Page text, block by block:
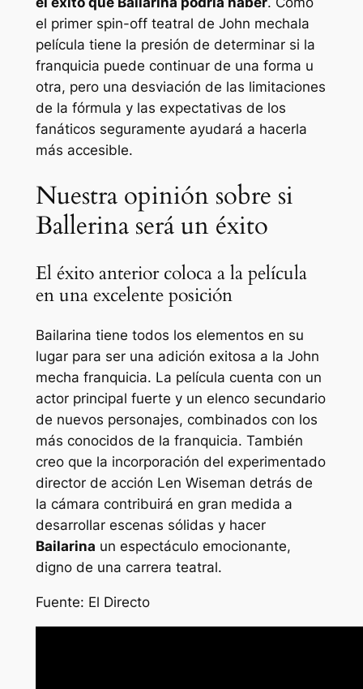
el primer spin-off teatral de John mechala
película tiene la presión de determinar si la
franquicia puede continuar de una forma u
otra, pero una desviación de las limitaciones
de la fórmula y las expectativas de los
fanáticos seguramente ayudará a hacerla
más accesible.
Nuestra opinión sobre si
Ballerina será un éxito
El éxito anterior coloca a la película
en una excelente posición
Bailarina tiene todos los elementos en su
lugar para ser una adición exitosa a la John
mecha franquicia. La película cuenta con un
actor principal fuerte y un elenco secundario
de nuevos personajes, combinados con los
más conocidos de la franquicia. También
creo que la incorporación del experimentado
director de acción Len Wiseman detrás de
la cámara contribuirá en gran medida a
desarrollar escenas sólidas y hacer
Bailarina un espectáculo emocionante,
digno de una carrera teatral.
Fuente: El Directo